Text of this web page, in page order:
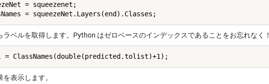
= squeezenet;
ラベルを取得します。Python はゼロベースのインデックスであることをお忘れなく！
を表示します。